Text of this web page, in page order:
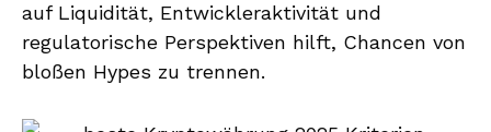
auf Liquidität, Entwickleraktivität und
regulatorische Perspektiven hilft, Chancen von
bloßen Hypes zu trennen.